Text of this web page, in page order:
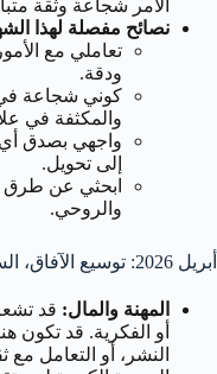
الأمر شجاعة وثقة
نصائح مفصلة لهذا
تعاملي مع
ودقة.
كوني شجاعة
والمكثفة في
واجهي بصدق أي
إلى تحويل.
ابحثي عن طرق
والروحي.
أبريل 2026: توسيع الآفاق، السفر، والمعتقدات ✈️
المهنة والمال: قد
أو الفكرية. قد تكون
النشر، أو التعامل